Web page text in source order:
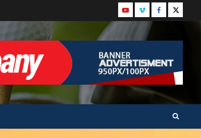
YoutubeVimeoFacebook
Twitter